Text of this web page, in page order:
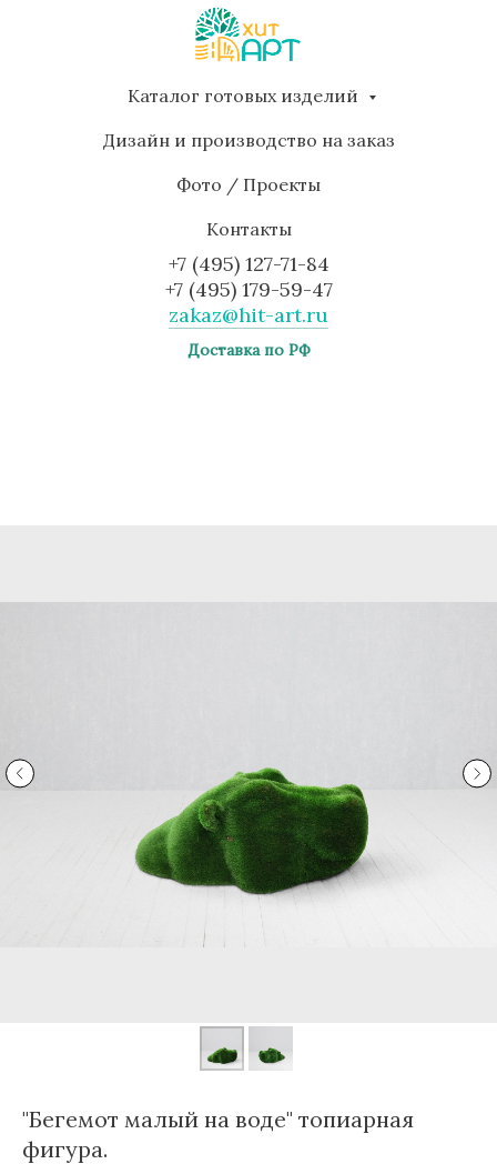
Каталог готовых изделий
Дизайн и производство на заказ
Фото / Проекты
Контакты
+7 (495) 127-71-84
+7 (495) 179-59-47
zakaz@hit-art.ru
Доставка по РФ
"Бегемот малый на воде" топиарная
фигура.